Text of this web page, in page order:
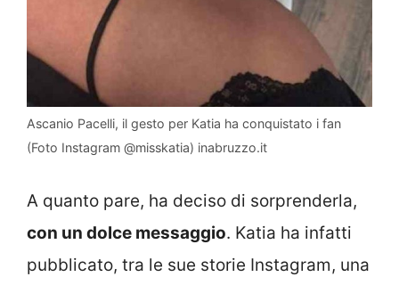
Ascanio Pacelli, il gesto per Katia ha conquistato i fan
(Foto Instagram @misskatia) inabruzzo.it
A quanto pare, ha deciso di sorprenderla,
con un dolce messaggio. Katia ha infatti
pubblicato, tra le sue storie Instagram, una